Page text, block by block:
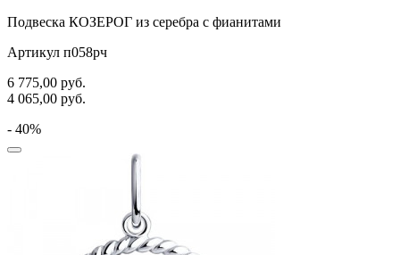
Подвеска КОЗЕРОГ из серебра с фианитами
Артикул п058рч
6 775,00 руб.
4 065,00 руб.
- 40%